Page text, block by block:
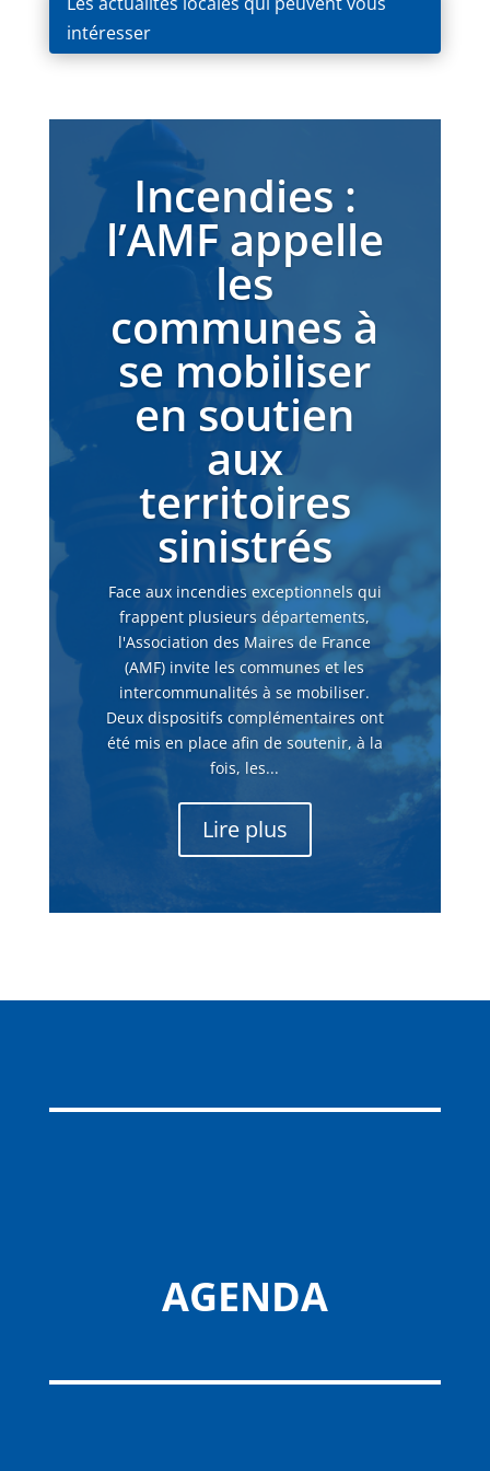
intéresser
Incendies :
l’AMF appelle
les
communes à
se mobiliser
en soutien
aux
territoires
sinistrés
Face aux incendies exceptionnels qui
frappent plusieurs départements,
l'Association des Maires de France
(AMF) invite les communes et les
intercommunalités à se mobiliser.
Deux dispositifs complémentaires ont
été mis en place afin de soutenir, à la
fois, les...
Lire plus
AGENDA